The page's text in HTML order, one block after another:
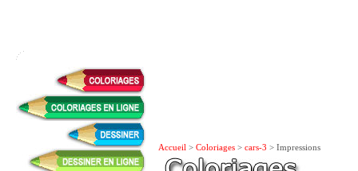
Accueil > Coloriages > cars-3 > Impressions